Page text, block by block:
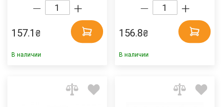
157.1 ₴
В наличии
156.8₴
В наличии